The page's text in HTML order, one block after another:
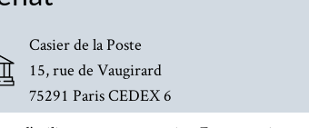
Casier de la Poste
15, rue de Vaugirard
75291 Paris CEDEX 6